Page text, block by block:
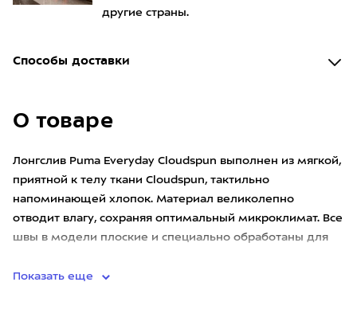
другие страны.
Способы доставки
О товаре
Лонгслив Puma Everyday Cloudspun выполнен из мягкой,
приятной к телу ткани Cloudspun, тактильно
напоминающей хлопок. Материал великолепно
отводит влагу, сохраняя оптимальный микроклимат. Все
швы в модели плоские и специально обработаны для
Показать еще